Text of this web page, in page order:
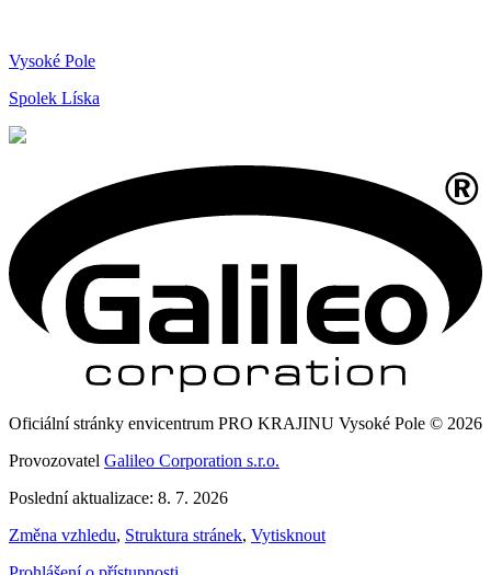
Vysoké Pole
Spolek Líska
Oficiální stránky envicentrum PRO KRAJINU Vysoké Pole © 2026
Provozovatel Galileo Corporation s.r.o.
Poslední aktualizace: 8. 7. 2026
Změna vzhledu, Struktura stránek, Vytisknout